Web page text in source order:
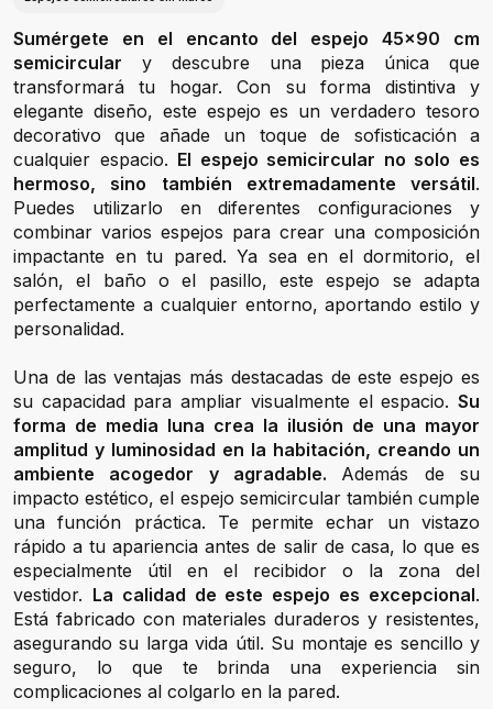
Sumérgete en el encanto del espejo 45x90 cm
semicircular y descubre una pieza única que
transformará tu hogar. Con su forma distintiva y
elegante diseño, este espejo es un verdadero tesoro
decorativo que añade un toque de sofisticación a
cualquier espacio. El espejo semicircular no solo es
hermoso, sino también extremadamente versátil.
Puedes utilizarlo en diferentes configuraciones y
combinar varios espejos para crear una composición
impactante en tu pared. Ya sea en el dormitorio, el
salón, el baño o el pasillo, este espejo se adapta
perfectamente a cualquier entorno, aportando estilo y
personalidad.
Una de las ventajas más destacadas de este espejo es
su capacidad para ampliar visualmente el espacio. Su
forma de media luna crea la ilusión de una mayor
amplitud y luminosidad en la habitación, creando un
ambiente acogedor y agradable. Además de su
impacto estético, el espejo semicircular también cumple
una función práctica. Te permite echar un vistazo
rápido a tu apariencia antes de salir de casa, lo que es
especialmente útil en el recibidor o la zona del
vestidor. La calidad de este espejo es excepcional.
Está fabricado con materiales duraderos y resistentes,
asegurando su larga vida útil. Su montaje es sencillo y
seguro, lo que te brinda una experiencia sin
complicaciones al colgarlo en la pared.